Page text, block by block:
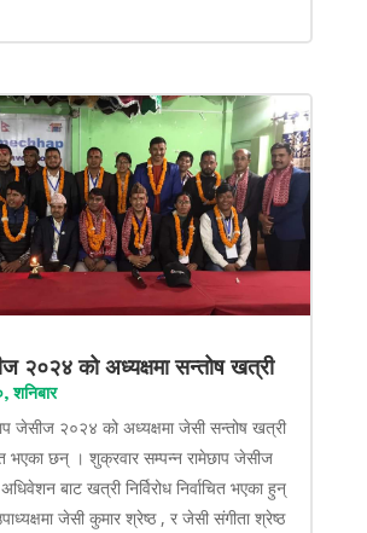
२०२४ को अध्यक्षमा सन्तोष खत्री
शनिबार
जेसीज २०२४ को अध्यक्षमा जेसी सन्तोष खत्री
भएका छन् । शुक्रवार सम्पन्न रामेछाप जेसीज
बाट खत्री निर्विरोध निर्वाचित भएका हुन्
जेसी कुमार श्रेष्ठ , र जेसी संगीता श्रेष्ठ